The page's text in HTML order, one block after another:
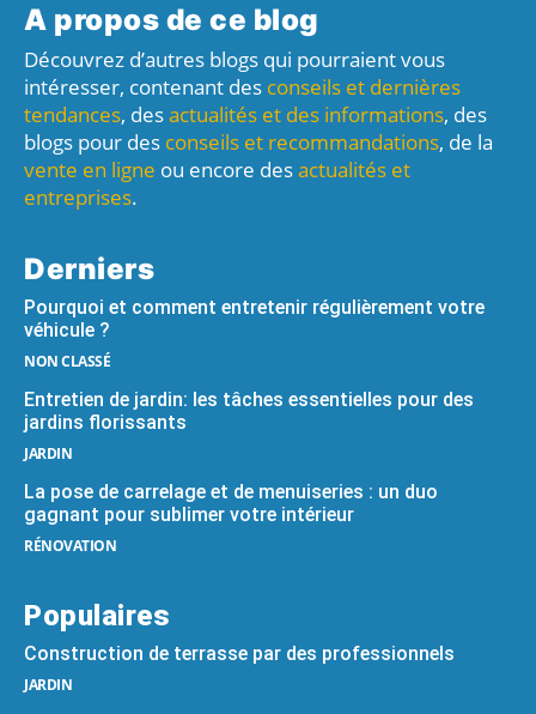
A propos de ce blog
Découvrez d’autres blogs qui pourraient vous
intéresser, contenant des conseils et dernières
tendances, desactualités et des informations, des
blogs pour des conseils et recommandations, de la
vente en ligne ou encore desactualités et
entreprises.
Derniers
Pourquoi et comment entretenir régulièrement votre
véhicule ?
NON CLASSÉ
Entretien de jardin: les tâches essentielles pour des
jardins florissants
JARDIN
La pose de carrelage et de menuiseries : un duo
gagnant pour sublimer votre intérieur
RÉNOVATION
Populaires
Construction de terrasse par des professionnels
JARDIN